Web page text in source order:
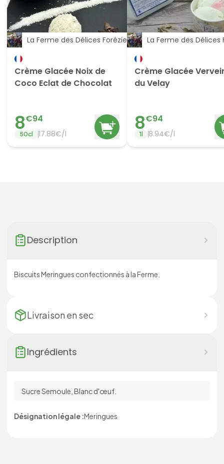
La Ferme des Délices Foréziens
Crème Glacée Noix de
Coco Eclat de Chocolat
8€94
50cl 17.88€/l
La Ferme des Délices
Crème Glacée
du Velay
8€94
1l 8.94€/l
Description
Biscuits Meringues confectionnés à la Ferme.
Livraison en sec
Ingrédients
Sucre Semoule, Blanc d'œuf.
Désignation légale :Meringues